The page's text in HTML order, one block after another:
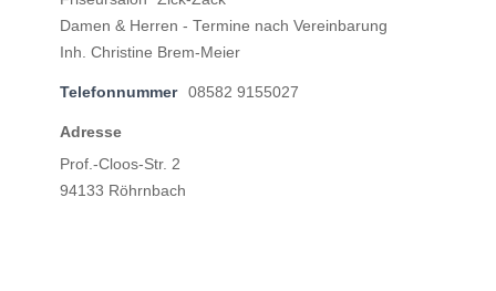
Damen & Herren - Termine nach Vereinbarung
Inh. Christine Brem-Meier
Telefonnummer 08582 9155027
Adresse
Prof.-Cloos-Str. 2
94133 Röhrnbach